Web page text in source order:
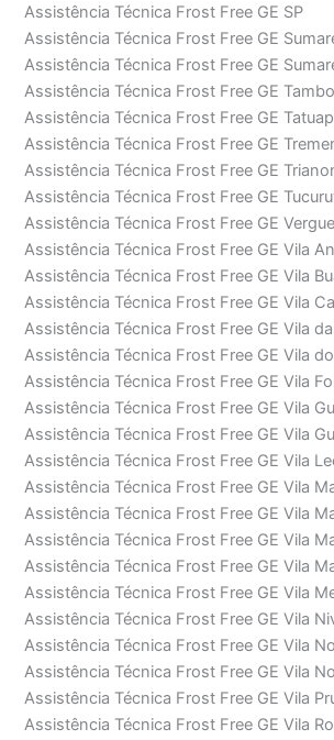
Assistência Técnica Frost Free GE SP
Assistência Técnica Frost Free GE
Assistência Técnica Frost Free GE
Assistência Técnica Frost Free GE
Assistência Técnica Frost Free GE
Assistência Técnica Frost Free GE
Assistência Técnica Frost Free GE
Assistência Técnica Frost Free GE
Assistência Técnica Frost Free GE
Assistência Técnica Frost Free GE Vila
Assistência Técnica Frost Free GE Vila
Assistência Técnica Frost Free GE Vila
Assistência Técnica Frost Free GE Vila
Assistência Técnica Frost Free GE Vila
Assistência Técnica Frost Free GE Vila
Assistência Técnica Frost Free GE Vila
Assistência Técnica Frost Free GE Vila
Assistência Técnica Frost Free GE Vila
Assistência Técnica Frost Free GE Vila
Assistência Técnica Frost Free GE Vila
Assistência Técnica Frost Free GE Vila
Assistência Técnica Frost Free GE Vila
Assistência Técnica Frost Free GE Vila
Assistência Técnica Frost Free GE Vila
Assistência Técnica Frost Free GE Vila
Assistência Técnica Frost Free GE Vila
Assistência Técnica Frost Free GE Vila
Assistência Técnica Frost Free GE Vila